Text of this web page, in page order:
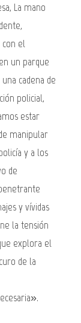
La mano
con el
un parque
cadena de
policial,
estar
manipular
y a los
de
y vívidas
la tensión
explora el
de la